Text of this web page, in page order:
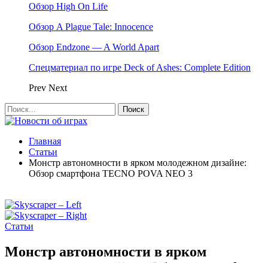
Обзор High On Life
Обзор A Plague Tale: Innocence
Обзор Endzone — A World Apart
Спецматериал по игре Deck of Ashes: Complete Edition
Prev Next
Главная
Статьи
Монстр автономности в ярком молодежном дизайне:
Обзор смартфона TECNO POVA NEO 3
Статьи
Монстр автономности в ярком